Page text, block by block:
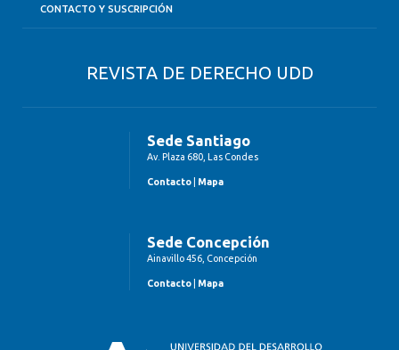
CONTACTO Y SUSCRIPCIÓN
REVISTA DE DERECHO UDD
Sede Santiago
Av. Plaza 680, Las Condes
Contacto Mapa
Sede Concepción
Ainavillo 456, Concepción
Contacto Mapa